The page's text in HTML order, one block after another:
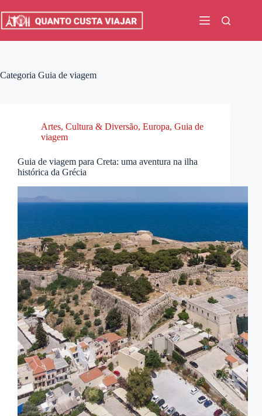
para
Categoria Guia de viagem
Artes, Cultura & Diversão, Europa, Guia de
viagem
Guia de viagem para Creta: uma aventura na ilha
histórica da Grécia